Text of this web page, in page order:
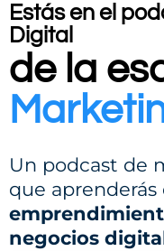
Estás en el
Digital
de la
Un podcast de
que aprenderás
negocios